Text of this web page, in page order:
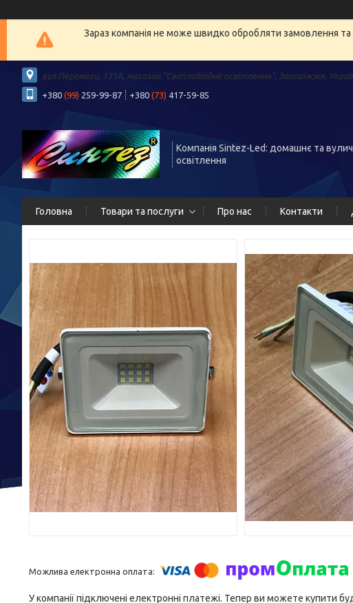
Зараз компанія не може швидко обробляти замовлення та
вул.Перемоги, 131А, магазин "Світлодіодне освітлення", Запоріжжя,
+380 (99) 259-99-87 +380 (73) 417-59-85
Компанія Sintez-Led: домашнє та
освітлення
Головна Товари та послуги Про нас Контакти
У компанії підключені електронні платежі. Тепер ви можете купити